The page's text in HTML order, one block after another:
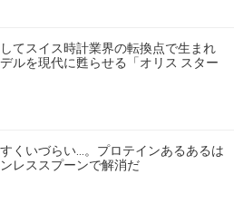
てスイス時計業界の転換点で生まれ
ルを現代に甦らせる「オリス スター
くいづらい…。プロテインあるあるは
レススプーンで解消だ